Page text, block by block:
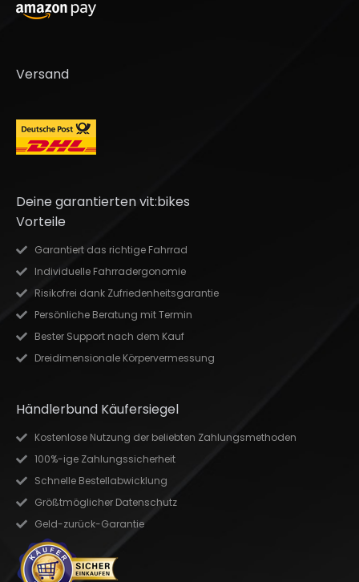
Versand
Deine garantierten vit:bikes
Vorteile
Garantiert das richtige Fahrrad
Individuelle Fahrradergonomie
Risikofrei dank Zufriedenheitsgarantie
Persönliche Beratung mit Termin
Bester Support nach dem Kauf
Dreidimensionale Körpervermessung
Händlerbund Käufersiegel
Kostenlose Nutzung der beliebten Zahlungsmethoden
100%-ige Zahlungssicherheit
Schnelle Bestellabwicklung
Größtmöglicher Datenschutz
Geld-zurück-Garantie